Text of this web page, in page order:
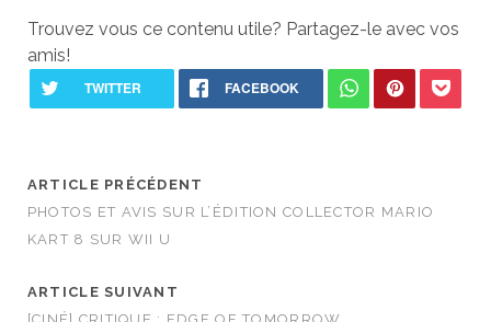
Trouvez vous ce contenu utile? Partagez-le avec vos
amis!
ARTICLE PRÉCÉDENT
PHOTOS ET AVIS SUR L’ÉDITION COLLECTOR MARIO
KART 8 SUR WII U
ARTICLE SUIVANT